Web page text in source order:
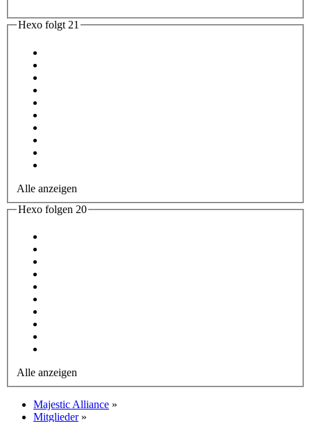
Hexo folgt 21
Alle anzeigen
Hexo folgen 20
Alle anzeigen
Majestic Alliance »
Mitglieder »